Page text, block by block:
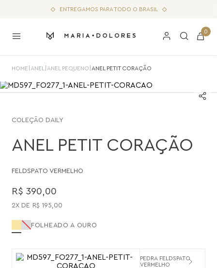
ENTREGAMOS PARA TODO O BRASIL
0
HOME ANEL ANEL PEQUENO ANEL PETIT CORAÇÃO
COLEÇÃO DAILY
ANEL PETIT CORAÇÃO
FELDSPATO VERMELHO
R$ 390 00
2 R$ 195 00
FOLHEADO A OURO
PEDRA FELDSPATO
VERMELHO